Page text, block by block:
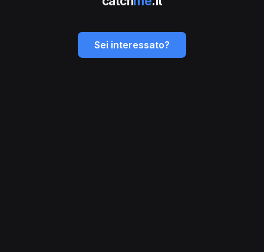
Sei interessato?